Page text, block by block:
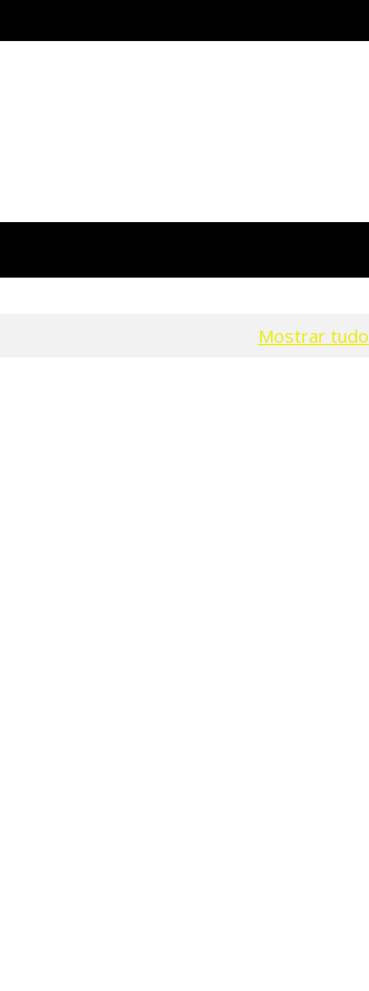
Mostrar tudo